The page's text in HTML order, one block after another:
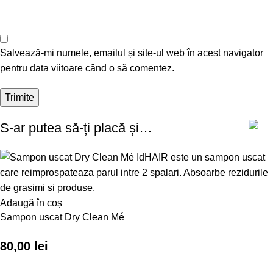
Salvează-mi numele, emailul și site-ul web în acest navigator
pentru data viitoare când o să comentez.
S-ar putea să-ți placă și…
Adaugă în coș
Sampon uscat Dry Clean Mé
80,00 lei